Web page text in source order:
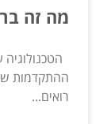
מה זה
ההתקדמות
רואים...